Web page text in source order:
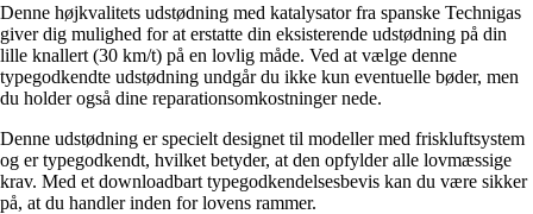
Denne højkvalitets udstødning med katalysator fra spanske Technigas
giver dig mulighed for at erstatte din eksisterende udstødning på din
lille knallert (30 km/t) på en lovlig måde. Ved at vælge denne
typegodkendte udstødning undgår du ikke kun eventuelle bøder, men
du holder også dine reparationsomkostninger nede.
Denne udstødning er specielt designet til modeller med friskluftsystem
og er typegodkendt, hvilket betyder, at den opfylder alle lovmæssige
krav. Med et downloadbart typegodkendelsesbevis kan du være sikker
på, at du handler inden for lovens rammer.